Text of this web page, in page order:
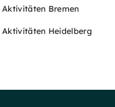
Aktivitäten Bremen
Aktivitäten Heidelberg